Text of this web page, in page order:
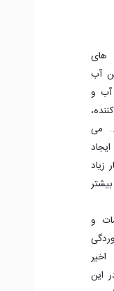
های
آب
آب و
می
و
این